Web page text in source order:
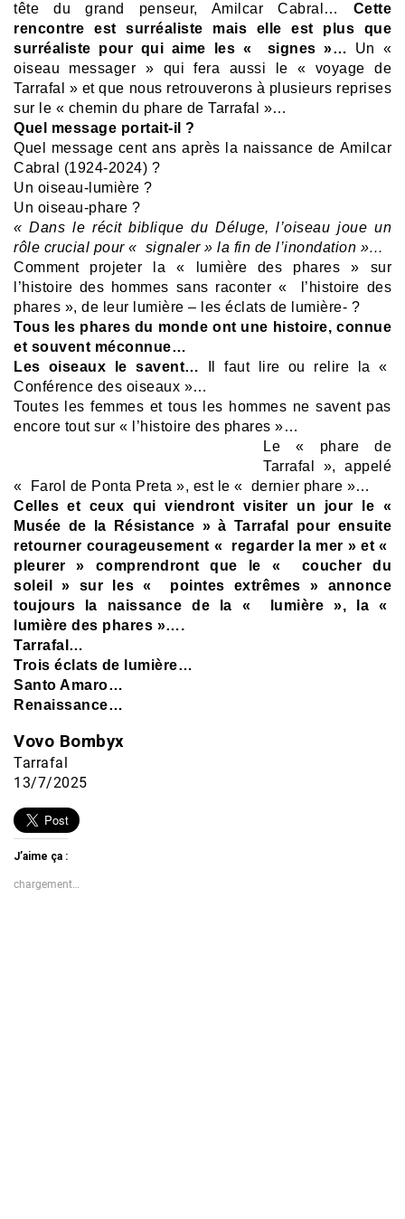
tête du grand penseur, Amilcar Cabral… Cette
rencontre est surréaliste mais elle est plus que
surréaliste pour qui aime les « signes »… Un «
oiseau messager » qui fera aussi le « voyage de
Tarrafal » et que nous retrouverons à plusieurs reprises
sur le « chemin du phare de Tarrafal »…
Quel message portait-il ?
Quel message cent ans après la naissance de Amilcar
Cabral (1924-2024) ?
Un oiseau-lumière ?
Un oiseau-phare ?
« Dans le récit biblique du Déluge, l’oiseau joue un
rôle crucial pour « signaler » la fin de l’inondation »…
Comment projeter la « lumière des phares » sur
l’histoire des hommes sans raconter « l’histoire des
phares », de leur lumière – les éclats de lumière- ?
Tous les phares du monde ont une histoire, connue
et souvent méconnue…
Les oiseaux le savent…
Il faut lire ou relire la «
Conférence des oiseaux »…
Toutes les femmes et tous les hommes ne savent pas
encore tout sur « l’histoire des phares »…
Le « phare de
Tarrafal », appelé
« Farol de Ponta Preta », est le « dernier phare »…
Celles et ceux qui viendront visiter un jour le «
Musée de la Résistance » à Tarrafal pour ensuite
retourner courageusement « regarder la mer » et «
pleurer » comprendront que le « coucher du
soleil » sur les « pointes extrêmes » annonce
toujours la naissance de la « lumière », la «
lumière des phares »….
Tarrafal…
Trois éclats de lumière…
Santo Amaro…
Renaissance…
Vovo Bombyx
Tarrafal
13/7/2025
J’aime ça :
chargement…